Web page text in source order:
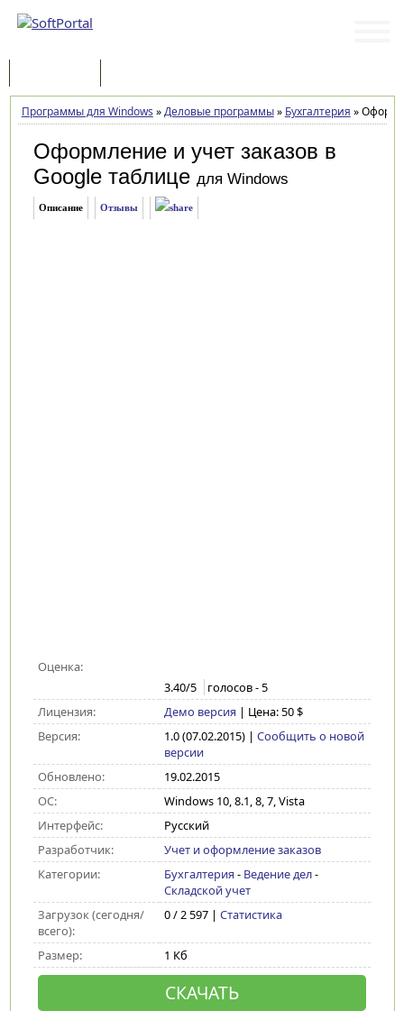
Программы для Windows »Деловые программы» Бухгалтерия »
Оформление и учет заказов в
Google таблице для Windows
Описание Отзывы
Оценка:
3.40/5 голосов -5
Лицензия:
Демо версия | Цена: 50 $
Версия:
1.0 (07.02.2015)| Сообщить о новой
версии
Обновлено:
19.02.2015
ОС:
Windows 10, 8.1, 8, 7, Vista
Интерфейс:
Русский
Разработчик:
Учет и оформление заказов
Категории:
Бухгалтерия - Ведение дел-
Складской учет
Загрузок (сегодня/
всего):
0 / 2 597 | Статистика
Размер: 1 Кб
СКАЧАТЬ